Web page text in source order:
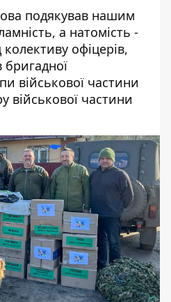
подякував нашим
а натомість -
офіцерів,
бригадної
військової частини
військової частини